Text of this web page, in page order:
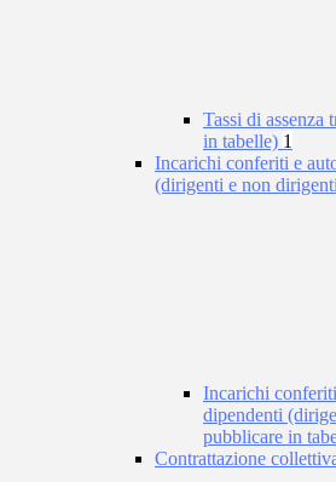
Tassi di assenza
in tabelle) 1
Incarichi conferiti e
(dirigenti e non
Incarichi
dipendenti
pubblicare in
Contrattazione